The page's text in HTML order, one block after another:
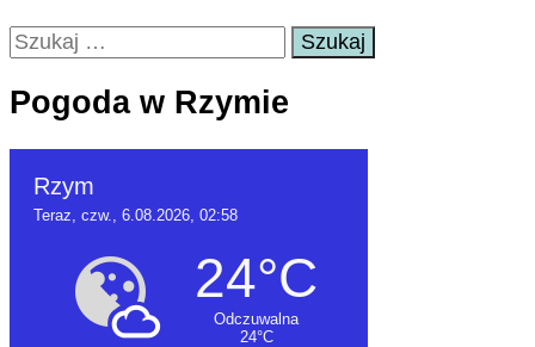
Szukaj:
Pogoda w Rzymie